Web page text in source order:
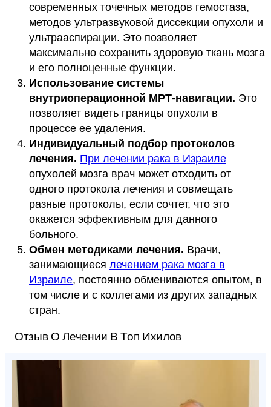
современных точечных методов гемостаза,
методов ультразвуковой диссекции опухоли и
ультрааспирации. Это позволяет
максимально сохранить здоровую ткань мозга
и его полноценные функции.
Использование системы
внутриоперационной МРТ-навигации. Это
позволяет видеть границы опухоли в
процессе ее удаления.
Индивидуальный подбор протоколов
лечения. При лечении рака в Израиле
опухолей мозга врач может отходить от
одного протокола лечения и совмещать
разные протоколы, если сочтет, что это
окажется эффективным для данного
больного.
Обмен методиками лечения. Врачи,
занимающиеся лечением рака мозга в
Израиле, постоянно обмениваются опытом, в
том числе и с коллегами из других западных
стран.
Отзыв О Лечении В Топ Ихилов